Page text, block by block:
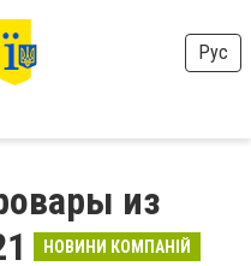
Рус
из
НОВИНИ КОМПАНІЙ